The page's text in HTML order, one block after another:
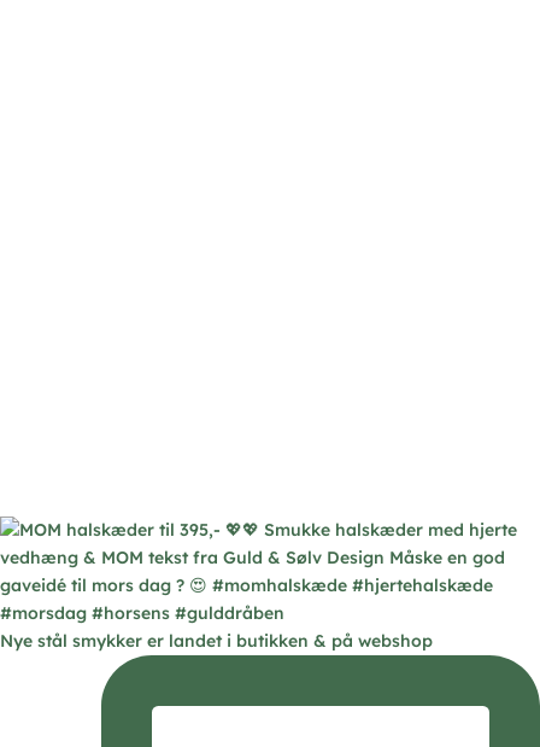
Nye stål smykker er landet i butikken & på webshop